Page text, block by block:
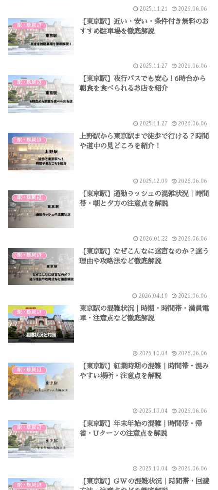
2025.11.21 2026.06.06
駅・駅周辺
【東京駅】近い・安い・条件付き無料のお
すすめ駐車場を徹底解説
2025.11.27 2026.06.06
駅・駅周辺
【東京駅】夜行バスでも安心！6時台から
朝食を食べられるお店を紹介
2025.11.27 2026.06.06
駅・駅周辺
上野駅から東京駅まで徒歩で行ける？時間
や道中の見どころを紹介！
2025.12.09 2026.06.06
駅・駅周辺
【東京駅】通勤ラッシュの混雑状況｜時間
帯・朝と夕方の注意点を解説
2026.01.22 2026.06.06
駅・駅周辺
【東京駅】なぜこんなに迷宮なのか？迷う
理由や攻略法など徹底解説
2026.04.10 2026.06.06
駅・駅周辺
東京駅の混雑状況｜時期・時間帯・満員電
車・注意点など徹底解説
2025.10.04 2026.06.06
駅・駅周辺
【東京駅】紅葉時期の混雑｜時間帯・混み
やすい場所・注意点を解説
2025.10.04 2026.06.06
駅・駅周辺
【東京駅】年末年始の混雑｜時間帯・帰
省・Uターンの注意点を解説
2025.10.04 2026.06.06
駅・駅周辺
【東京駅】GWの混雑状況｜時間帯・回避